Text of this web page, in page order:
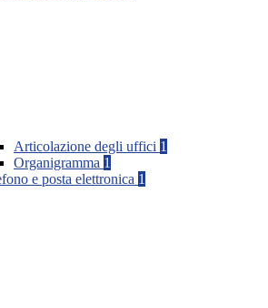
Articolazione degli uffici 1
Organigramma 1
e posta elettronica 1